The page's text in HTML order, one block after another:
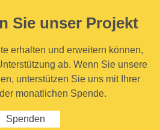
Sie unser Projekt
erhalten und erweitern können,
ab. Wenn Sie unsere
unterstützen Sie uns mit Ihrer
monatlichen Spende.
Spenden